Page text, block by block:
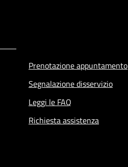
Prenotazione appuntamento
Segnalazione disservizio
Leggi le FAQ
Richiesta assistenza